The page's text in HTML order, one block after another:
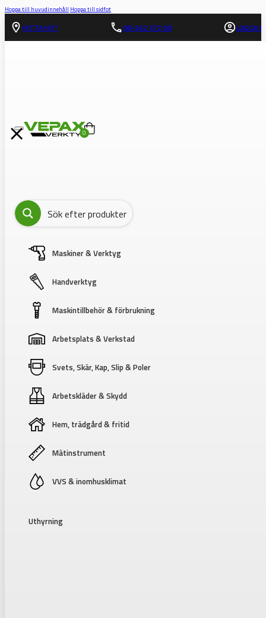
Hoppa till huvudinnehåll Hoppa till sidfot
HITTA HIT! 08-562 372 00 LOGGA IN
0
Maskiner & Verktyg
Handverktyg
Maskintillbehör & förbrukning
Arbetsplats & Verkstad
Svets, Skär, Kap, Slip & Poler
Arbetskläder & Skydd
Hem, trädgård & fritid
Mätinstrument
VVS & inomhusklimat
Uthyrning